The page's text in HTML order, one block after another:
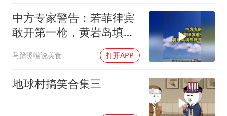
中方专家警告：若菲律宾
敢开第一枪，黄岩岛填岛
马蹄烫嘴说美食 打开APP
地球村搞笑合集三